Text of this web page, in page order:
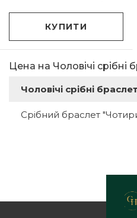
Цена на Чоловічі срібні
Чоловічі срібні
Срібний браслет
КУПИТИ